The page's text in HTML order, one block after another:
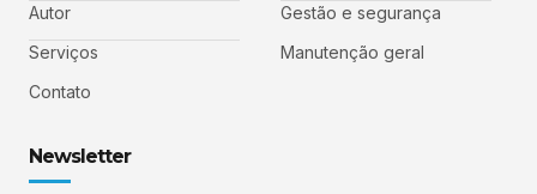
Autor
Serviços
Contato
Gestão e segurança
Manutenção geral
Newsletter